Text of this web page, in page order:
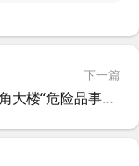
下一篇
美国五角大楼“危险品事件”系错误警报引发